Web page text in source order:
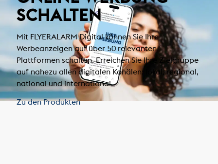
SCHALTEN
Mit FLYERALARM Digital können Sie Ihre
Werbeanzeigen auf über 50 relevanten
Plattformen schalten. Erreichen Sie Ihre Zielgruppe
auf nahezu allen digitalen Kanälen: lokal, regional,
national und international.
Zu den Produkten